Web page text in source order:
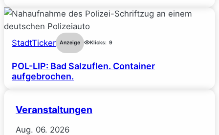
StadtTicker Anzeige Klicks: 9
POL-LIP: Bad Salzuflen. Container
aufgebrochen.
Veranstaltungen
Aug. 06. 2026